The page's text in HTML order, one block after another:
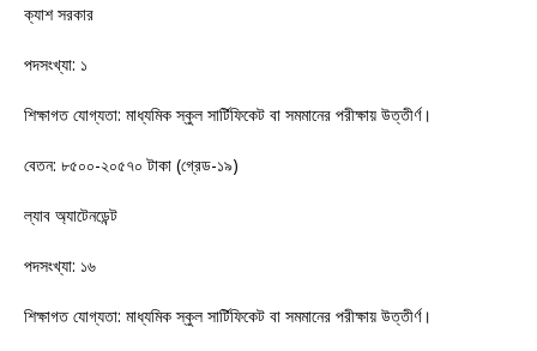
ক্যাশ সরকার
পদসংখ্যা: ১
শিক্ষাগত যোগ্যতা: মাধ্যমিক স্কুল সার্টিফিকেট বা সমমানের পরীক্ষায় উত্তীর্ণ।
বেতন: ৮৫০০-২০৫৭০ টাকা (গ্রেড-১৯)
ল্যাব অ্যাটেনডেন্ট
পদসংখ্যা: ১৬
শিক্ষাগত যোগ্যতা: মাধ্যমিক স্কুল সার্টিফিকেট বা সমমানের পরীক্ষায় উত্তীর্ণ।